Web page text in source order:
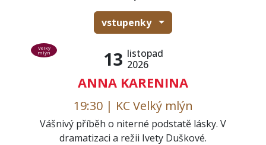
vstupenky
13 listopad
2026
ANNA KARENINA
Velký
mlýn
19:30 | KC Velký mlýn
Vášnivý příběh o niterné podstatě lásky. V
dramatizaci a režii Ivety Duškové.